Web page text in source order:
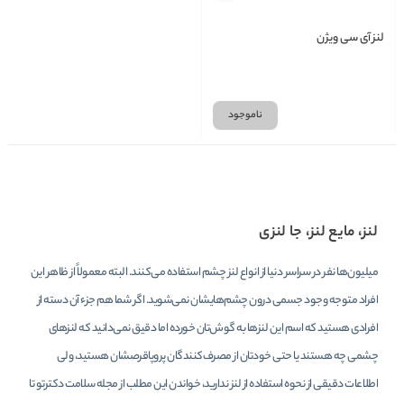
لنز آی سی ویژن
ناموجود
لنز، مایع لنز، جا لنزی
میلیون‌ها نفر در سراسر دنیا از انواع لنز چشم استفاده می‌کنند. البته معمولاً از ظاهر این
افراد متوجه وجود جسمی درون چشم‌هایشان نمی‌شوید. اگر شما هم جزء آن دسته از
افرادی هستید که اسم این لنزها به گوش‌تان خورده اما دقیق نمی‌دانید که لنزهای
چشمی چه هستند یا حتی خودتان از مصرف‌کنندگان پروپاقرصشان هستید، ولی
اطلاعات دقیقی از نحوه استفاده از لنز ندارید، خواندن این مطلب از مجله سلامت دکترتو تا